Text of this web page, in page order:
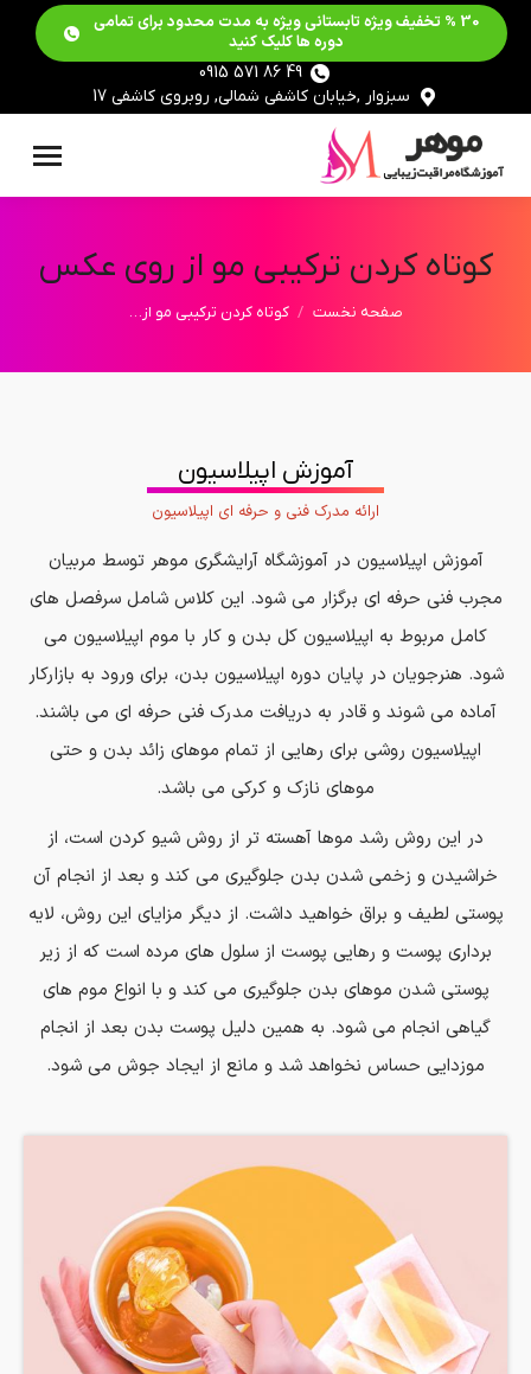
30 % تخفیف ویژه تابستانی ویژه به مدت محدود برای تمامی
دوره ها کلیک کنید
49 86 571 0915
سبزوار ,خیابان کاشفی شمالی, روبروی کاشفی 17
کوتاه کردن ترکیبی مو از روی عکس
مکان شما:
صفحه نخست کوتاه کردن ترکیبی مو از…
آموزش اپیلاسیون
ارائه مدرک فنی و حرفه ای اپیلاسیون
آموزش اپیلاسیون در آموزشگاه آرایشگری موهر توسط مربیان
مجرب فنی حرفه ای برگزار می شود. این کلاس شامل سرفصل های
کامل مربوط به اپیلاسیون کل بدن و کار با موم اپیلاسیون می
شود. هنرجویان در پایان دوره اپیلاسیون بدن، برای ورود به بازارکار
آماده می شوند و قادر به دریافت مدرک فنی حرفه ای می باشند.
اپیلاسیون روشی برای رهایی از تمام موهای زائد بدن و حتی
موهای نازک و کرکی می باشد.
در این روش رشد موها آهسته تر از روش شیو کردن است، از
خراشیدن و زخمی شدن بدن جلوگیری می کند و بعد از انجام آن
پوستی لطیف و براق خواهید داشت. از دیگر مزایای این روش، لایه
برداری پوست و رهایی پوست از سلول های مرده است که از زیر
پوستی شدن موهای بدن جلوگیری می کند و با انواع موم های
گیاهی انجام می شود. به همین دلیل پوست بدن بعد از انجام
موزدایی حساس نخواهد شد و مانع از ایجاد جوش می شود.